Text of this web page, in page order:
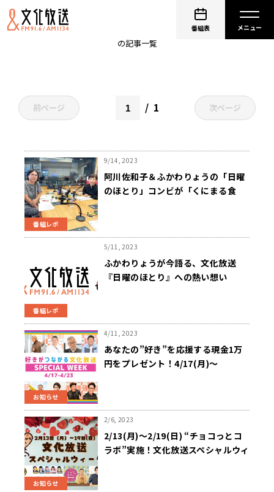
番組表
の記事一覧
前ページ 1 次ページ
番組レポ
9/14, 2023
阿川佐和子＆ふかわりょうの「日曜
のほとり」コンビが「くにまる食
番組レポ
5/11, 2023
ふかわりょうが今語る、文化放送
『日曜のほとり』への熱い想い
お知らせ
4/11, 2023
あなたの”好き”を応援する現金1万
円をプレゼント！4/17(月)〜
お知らせ
2/6, 2023
2/13(月)〜2/19(日) “チョコっとコ
ラボ”実施！文化放送スペシャルウィ